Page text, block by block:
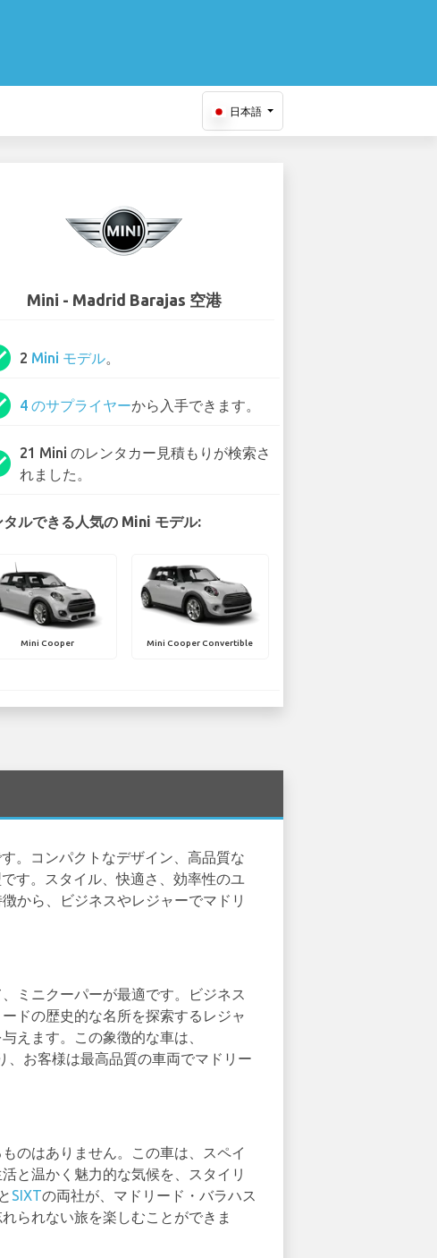
日本語
Mini - Madrid Barajas 空港
2 Mini モデル。
4 のサプライヤーから入手できます。
21 Mini のレンタカー見積もりが検索さ
れました。
タルできる人気の Mini モデル:
Mini Cooper Mini Cooper Convertible
。コンパクトなデザイン、高品質な
す。スタイル、快適さ、効率性のユ
から、ビジネスやレジャーでマドリ
ミニクーパーが最適です。ビジネス
ドの歴史的な名所を探索するレジャ
えます。この象徴的な車は、
、お客様は最高品質の車両でマドリー
のはありません。この車は、スペイ
と温かく魅力的な気候を、スタイリ
と SIXTの両社が、マドリード・バラハス
られない旅を楽しむことができま